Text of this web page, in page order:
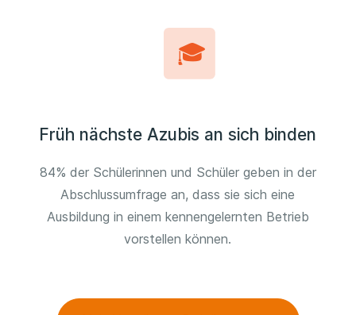
Früh nächste Azubis an sich binden
84% der Schülerinnen und Schüler geben in der
Abschlussumfrage an, dass sie sich eine
Ausbildung in einem kennengelernten Betrieb
vorstellen können.